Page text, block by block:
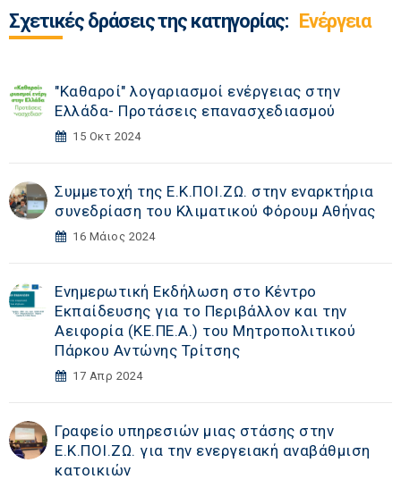
Σχετικές δράσεις της κατηγορίας: Ενέργεια
"Καθαροί" λογαριασμοί ενέργειας στην
Ελλάδα- Προτάσεις επανασχεδιασμού
15 Οκτ 2024
Συμμετοχή της Ε.Κ.ΠΟΙ.ΖΩ. στην εναρκτήρια
συνεδρίαση του Κλιματικού Φόρουμ Αθήνας
16 Μάιος 2024
Ενημερωτική Εκδήλωση στο Κέντρο
Εκπαίδευσης για το Περιβάλλον και την
Αειφορία (ΚΕ.ΠΕ.Α.) του Μητροπολιτικού
Πάρκου Αντώνης Τρίτσης
17 Απρ 2024
Γραφείο υπηρεσιών μιας στάσης στην
Ε.Κ.ΠΟΙ.ΖΩ. για την ενεργειακή αναβάθμιση
κατοικιών